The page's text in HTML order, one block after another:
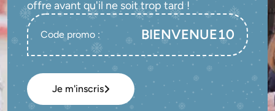
Code promo : BIENVENUE10
Je m'inscris